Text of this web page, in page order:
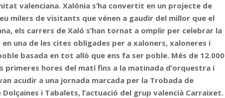
valenciana. Xalónia s’ha convertit en un projecte de
milers de visitants que vénen a gaudir del millor que el
els carrers de Xaló s’han tornat a omplir per celebrar la
una de les cites obligades per a xaloners, xaloneres i
basada en tot allò que ens fa ser poble. Més de 12.000
primeres hores del matí fins a la matinada d’orquestra i
acudir a una jornada marcada per la Trobada de
i Tabalets, l’actuació del grup valencià Carraixet.